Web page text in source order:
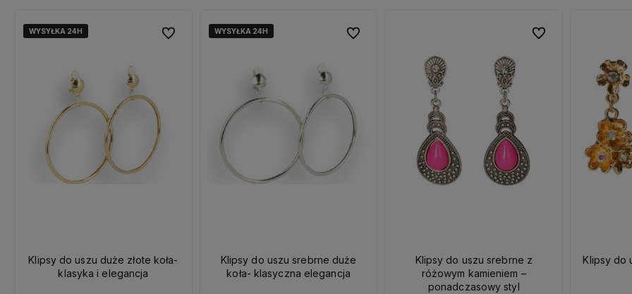
WYSYŁKA 24H
WYSYŁKA 24H
WYSYŁKA 24H
Klipsy do uszu duże złote koła-
klasyka i elegancja
Do ulubionychWYSYŁKA 24H
WYSYŁKA 24H
WYSYŁKA 24H
Klipsy do uszu srebrne duże
koła- klasyczna elegancja
Do ulubionych
Klipsy do uszu srebrne z
różowym kamieniem –
ponadczasowy styl
Do ulubionych
Klipsy do